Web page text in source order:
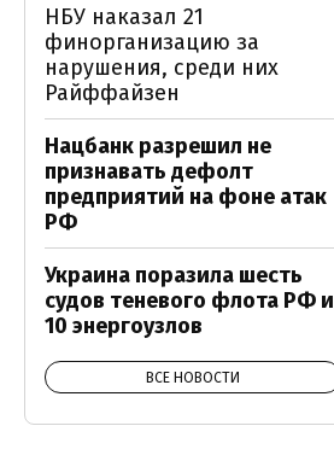
НБУ наказал 21
финорганизацию за
нарушения, среди них
Райффайзен
Нацбанк разрешил не
признавать дефолт
предприятий на фоне атак
РФ
Украина поразила шесть
судов теневого флота РФ и
10 энергоузлов
ВСЕ НОВОСТИ